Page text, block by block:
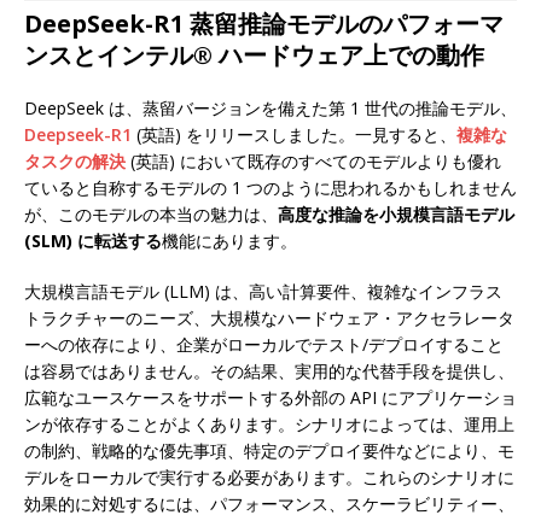
DeepSeek-R1 蒸留推論モデルのパフォーマ
ンスとインテル® ハードウェア上での動作
DeepSeek は、蒸留バージョンを備えた第 1 世代の推論モデル、
Deepseek-R1 (英語) をリリースしました。一見すると、 複雑な
タスクの解決 (英語) において既存のすべてのモデルよりも優れ
ていると自称するモデルの 1 つのように思われるかもしれません
が、このモデルの本当の魅力は、 高度な推論を小規模言語モデル
(SLM) に転送する機能にあります。
大規模言語モデル (LLM) は、高い計算要件、複雑なインフラス
トラクチャーのニーズ、大規模なハードウェア・アクセラレータ
ーへの依存により、企業がローカルでテスト/デプロイすること
は容易ではありません。その結果、実用的な代替手段を提供し、
広範なユースケースをサポートする外部の API にアプリケーショ
ンが依存することがよくあります。シナリオによっては、運用上
の制約、戦略的な優先事項、特定のデプロイ要件などにより、モ
デルをローカルで実行する必要があります。これらのシナリオに
効果的に対処するには、パフォーマンス、スケーラビリティー、